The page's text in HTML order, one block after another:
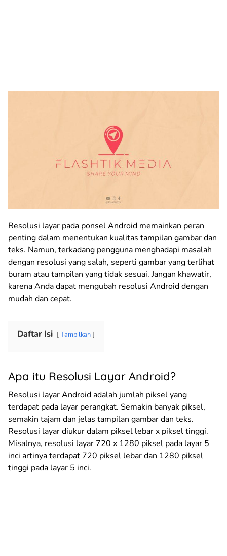
Resolusi layar pada ponsel Android memainkan peran
penting dalam menentukan kualitas tampilan gambar dan
teks. Namun, terkadang pengguna menghadapi masalah
dengan resolusi yang salah, seperti gambar yang terlihat
buram atau tampilan yang tidak sesuai. Jangan khawatir,
karena Anda dapat mengubah resolusi Android dengan
mudah dan cepat.
Daftar Isi Tampilkan
Apa itu Resolusi Layar Android?
Resolusi layar Android adalah jumlah piksel yang
terdapat pada layar perangkat. Semakin banyak piksel,
semakin tajam dan jelas tampilan gambar dan teks.
Resolusi layar diukur dalam piksel lebar x piksel tinggi.
Misalnya, resolusi layar 720 x 1280 piksel pada layar 5
inci artinya terdapat 720 piksel lebar dan 1280 piksel
tinggi pada layar 5 inci.